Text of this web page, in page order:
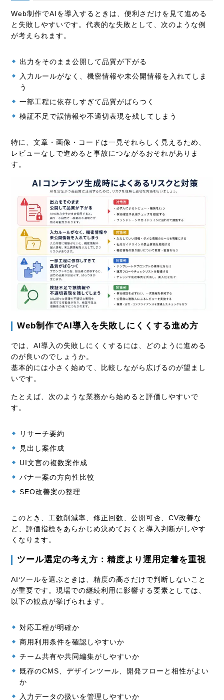
Web制作でAIを導入するときは、便利さだけを見て進める
と失敗しやすいです。代表的な失敗として、次のような例
が考えられます。
出力をそのまま公開して品質が下がる
入力ルールがなく、機密情報や未公開情報を入れてしま
う
一部工程に依存しすぎて品質がばらつく
検証不足で誤情報や不適切表現を残してしまう
特に、文章・画像・コードは一見それらしく見えるため、
レビューなしで進めると事故につながるおそれがありま
す。
Web制作でAI導入を失敗しにくくする進め方
では、AI導入の失敗しにくくするには、どのように進める
のが良いのでしょうか。
基本的には小さく始めて、比較しながら広げるのが望まし
いです。
たとえば、次のような業務から始めると評価しやすいで
す。
リサーチ要約
見出し案作成
UI文言の複数案作成
バナー案の方向性比較
SEO改善案の整理
このとき、工数削減率、修正回数、公開可否、CV改善な
ど、評価指標をあらかじめ決めておくと導入判断がしやす
くなります。
ツール選定の考え方：精度より運用定着を重視
AIツールを選ぶときは、精度の高さだけで判断しないこと
が重要です。現場での継続利用に影響する要素としては、
以下の観点が挙げられます。
対応工程が明確か
商用利用条件を確認しやすいか
チーム共有や共同編集がしやすいか
既存のCMS、デザインツール、開発フローと相性がよい
か
入力データの扱いを管理しやすいか